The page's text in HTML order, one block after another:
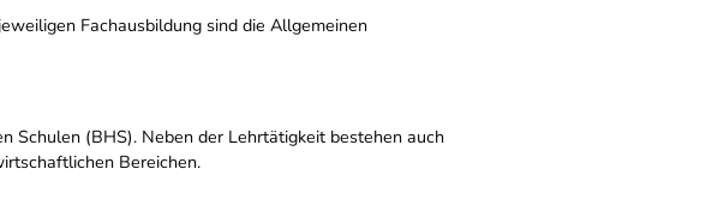
Fachausbildung sind die Allgemeinen
Schulen (BHS). Neben der Lehrtätigkeit bestehen auch
Bereichen.